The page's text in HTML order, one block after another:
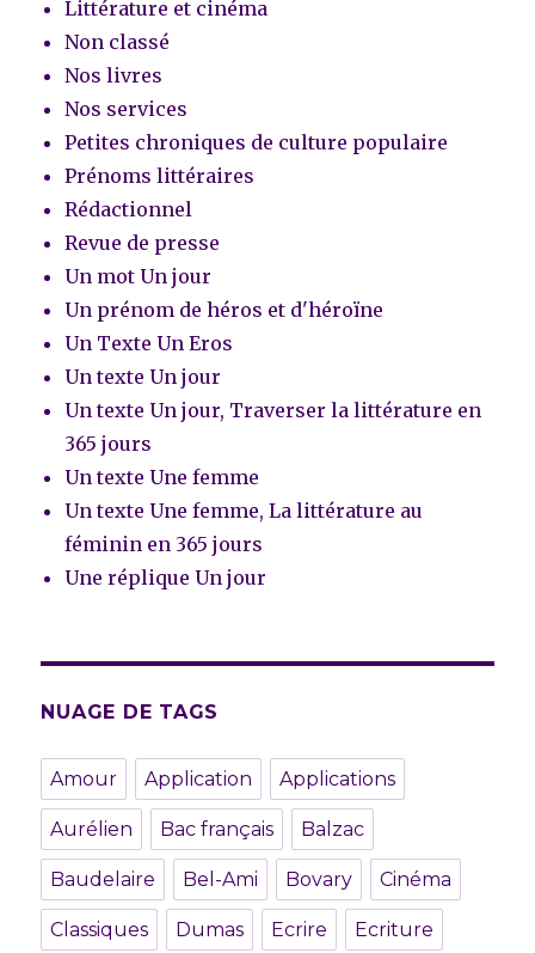
Littérature et cinéma
Non classé
Nos livres
Nos services
Petites chroniques de culture populaire
Prénoms littéraires
Rédactionnel
Revue de presse
Un mot Un jour
Un prénom de héros et d'héroïne
Un Texte Un Eros
Un texte Un jour
Un texte Un jour, Traverser la littérature en
365 jours
Un texte Une femme
Un texte Une femme, La littérature au
féminin en 365 jours
Une réplique Un jour
NUAGE DE TAGS
Amour Application Applications
Aurélien Bac français Balzac
Baudelaire Bel-Ami Bovary Cinéma
Classiques Dumas Ecrire Ecriture